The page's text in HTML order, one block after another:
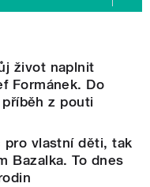
život naplnit
Formánek. Do
z pouti
pro vlastní děti, tak
Bazalka. To dnes